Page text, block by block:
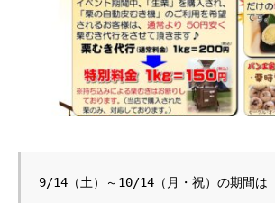
9/14（土）～10/14（月・祝）の期間は